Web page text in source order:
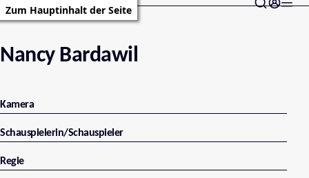
Zum Hauptinhalt der Seite
Nancy Bardawil
Kamera
Schauspielerin/Schauspieler
Regie